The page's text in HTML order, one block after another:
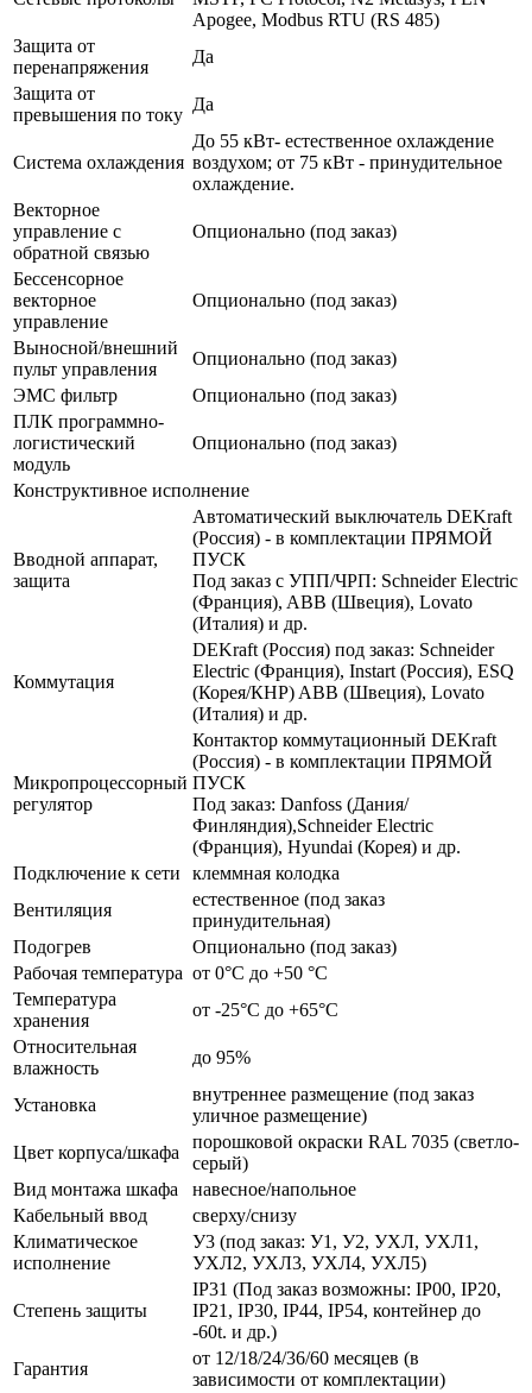
Apogee, Modbus RTU (RS 485)
Защита от
перенапряжения
Да
Защита от
превышения по току
Да
Система охлаждения
До 55 кВт- естественное охлаждение
воздухом; от 75 кВт - принудительное
охлаждение.
Векторное
управление с
обратной связью
Опционально (под заказ)
Бессенсорное
векторное
управление
Опционально (под заказ)
Выносной/внешний
пульт управления
Опционально (под заказ)
ЭМС фильтр
Опционально (под заказ)
ПЛК программно-
логистический
модуль
Опционально (под заказ)
Конструктивное исполнение
Вводной аппарат,
защита
Автоматический выключатель DEKraft
(Россия) - в комплектации ПРЯМОЙ
ПУСК
Под заказ с УПП/ЧРП: Schneider Electric
(Франция), ABB (Швеция), Lovato
(Италия) и др.
Коммутация
DEKraft (Россия) под заказ: Schneider
Electric (Франция), Instart (Россия), ESQ
(Корея/КНР) ABB (Швеция), Lovato
(Италия) и др.
Микропроцессорный
регулятор
Контактор коммутационный DEKraft
(Россия) - в комплектации ПРЯМОЙ
ПУСК
Под заказ: Danfoss (Дания/
Финляндия),Schneider Electric
(Франция), Hyundai (Корея) и др.
Подключение к сети
клеммная колодка
Вентиляция
естественное (под заказ
принудительная)
Подогрев
Опционально (под заказ)
Рабочая температура от 0°C до +50 °C
Температура
хранения
от -25°C до +65°C
Относительная
влажность
до 95%
Установка
внутреннее размещение (под заказ
уличное размещение)
Цвет корпуса/шкафа
порошковой окраски RAL 7035 (светло-
серый)
Вид монтажа шкафа
навесное/напольное
Кабельный ввод
сверху/снизу
Климатическое
исполнение
У3 (под заказ: У1, У2, УХЛ, УХЛ1,
УХЛ2, УХЛ3, УХЛ4, УХЛ5)
Степень защиты
IP31 (Под заказ возможны: IP00, IP20,
IP21, IP30, IP44, IP54, контейнер до
-60t. и др.)
Гарантия
от 12/18/24/36/60 месяцев (в
зависимости от комплектации)